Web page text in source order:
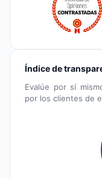
Índice de
Evalúe por sí
por los clientes de